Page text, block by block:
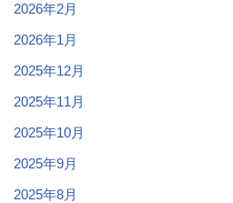
2026年2月
2026年1月
2025年12月
2025年11月
2025年10月
2025年9月
2025年8月